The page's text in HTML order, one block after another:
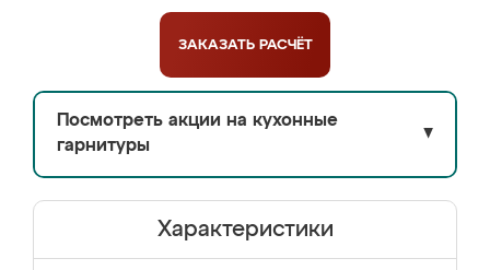
ЗАКАЗАТЬ РАСЧЁТ
Посмотреть акции на кухонные
гарнитуры
▼
Характеристики